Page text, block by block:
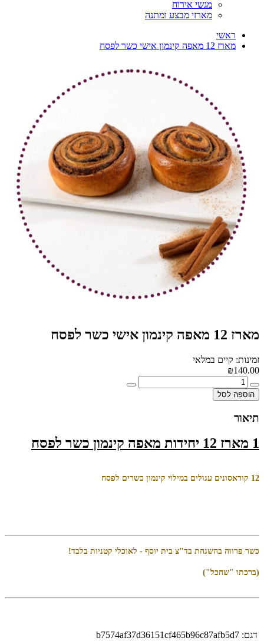
מגשי אירוח
מארזי מבצע ומתנה
ראשי
מארז 12 מאפה קינמון אישי כשר לפסח
מארז 12 מאפה קינמון אישי כשר לפסח
זמינות: קיים במלאי
₪140.00
הוספה לסל
תיאור
1 מארז 12 יחידות מאפה קינמון כשר לפסח
12 קוראסונים עגולים במילוי קינמון כשרים לפסח
כשר פרווה בהשגחת בד"צ בית יוסף - לאוכלי קטניות בלבד!
(ברכתו "שהכל")
דגם: b7574af37d36151cf465b96c87afb5d7